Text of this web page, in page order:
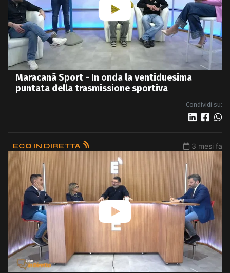
Maracanã Sport - In onda la ventiduesima
puntata della trasmissione sportiva
Condividi su:
ECO IN DIRETTA 3 mesi fa